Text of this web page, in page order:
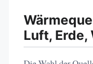
Luft, Erde,